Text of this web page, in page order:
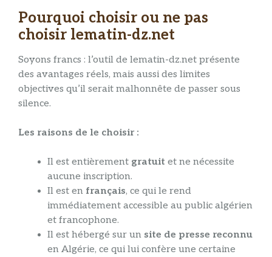
Pourquoi choisir ou ne pas
choisir lematin-dz.net
Soyons francs : l’outil de lematin-dz.net présente
des avantages réels, mais aussi des limites
objectives qu’il serait malhonnête de passer sous
silence.
Les raisons de le choisir :
Il est entièrement gratuit et ne nécessite
aucune inscription.
Il est en français, ce qui le rend
immédiatement accessible au public algérien
et francophone.
Il est hébergé sur un site de presse reconnu
en Algérie, ce qui lui confère une certaine